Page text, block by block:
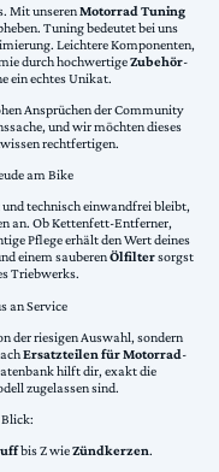
Mit unserenMotorrad Tuning
Tuning bedeutet bei uns
Leichtere Komponenten,
durch hochwertigeZubehör-
ein echtes Unikat.
Ansprüchen der Community
und wir möchten dieses
rechtfertigen.
am Bike
technisch einwandfrei bleibt,
an. Ob Kettenfett-Entferner,
Pflege erhält den Wert deines
einem sauberenÖlfiltersorgst
Triebwerks.
an Service
der riesigen Auswahl, sondern
Ersatzteilen für Motorrad-
hilft dir, exakt die
zugelassen sind.
bis Z wieZündkerzen.